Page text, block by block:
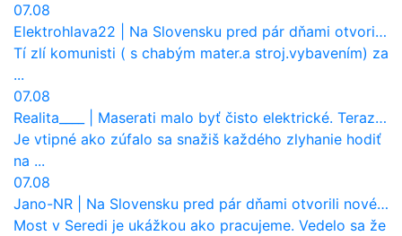
07.08
Elektrohlava22
Na Slovensku pred pár dňami otvorili nové mosty, ktoré to sú?
Tí zlí komunisti ( s chabým mater.a stroj.vybavením) za
...
07.08
Realita____
Maserati malo byť čisto elektrické. Teraz zisťuje, že potrebuje nový osemvalcový motor
Je vtipné ako zúfalo sa snažiš každého zlyhanie hodiť
na ...
07.08
Jano-NR
Na Slovensku pred pár dňami otvorili nové mosty, ktoré to sú?
Most v Seredi je ukážkou ako pracujeme. Vedelo sa že